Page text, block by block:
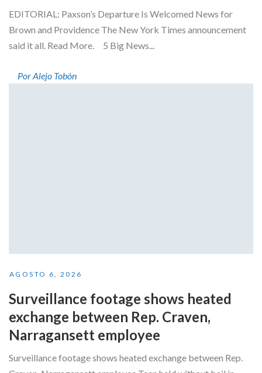
EDITORIAL: Paxson’s Departure Is Welcomed News for
Brown and Providence The New York Times announcement
said it all. Read More. 5 Big News...
Por Alejo Tobón
AGOSTO 6, 2026
Surveillance footage shows heated
exchange between Rep. Craven,
Narragansett employee
Surveillance footage shows heated exchange between Rep.